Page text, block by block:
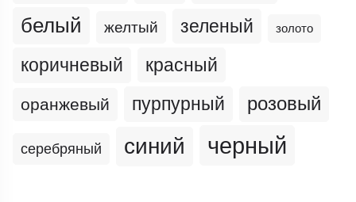
белый желтый зеленый золото
коричневый красный
оранжевый пурпурный розовый
серебряный синий черный